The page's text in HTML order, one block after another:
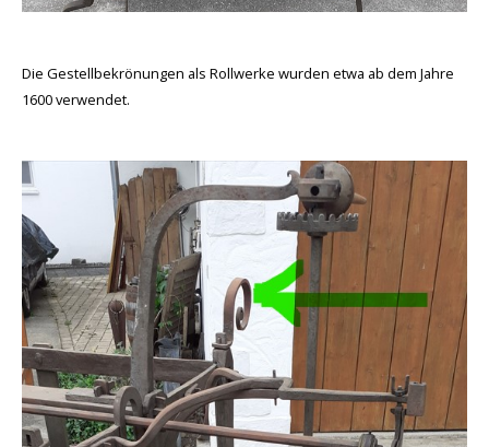
Die Gestellbekrönungen als Rollwerke wurden etwa ab dem Jahre
1600 verwendet.